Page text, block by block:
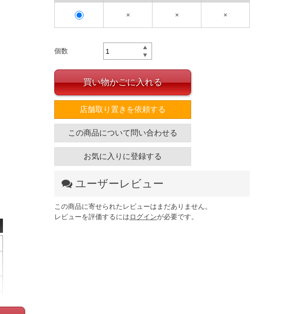
× × ×
個数
買い物かごに入れる
店舗取り置きを依頼する
この商品について問い合わせる
お気に入りに登録する
ユーザーレビュー
この商品に寄せられたレビューはまだありません。
レビューを評価するにはログインが必要です。